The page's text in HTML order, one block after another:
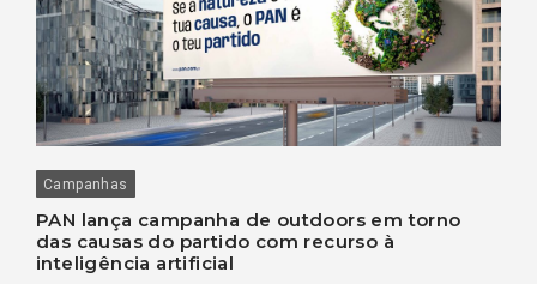
Campanhas
PAN lança campanha de outdoors em torno
das causas do partido com recurso à
inteligência artificial